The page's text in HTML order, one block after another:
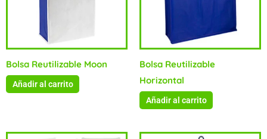
Bolsa Reutilizable Moon
Añadir al carrito
Bolsa Reutilizable
Horizontal
Añadir al carrito